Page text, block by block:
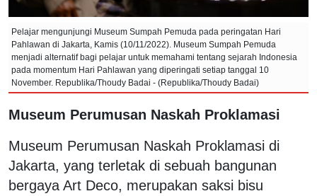
Pelajar mengunjungi Museum Sumpah Pemuda pada peringatan Hari
Pahlawan di Jakarta, Kamis (10/11/2022). Museum Sumpah Pemuda
menjadi alternatif bagi pelajar untuk memahami tentang sejarah Indonesia
pada momentum Hari Pahlawan yang diperingati setiap tanggal 10
November. Republika/Thoudy Badai - (Republika/Thoudy Badai)
Museum Perumusan Naskah Proklamasi
Museum Perumusan Naskah Proklamasi di
Jakarta, yang terletak di sebuah bangunan
bergaya Art Deco, merupakan saksi bisu